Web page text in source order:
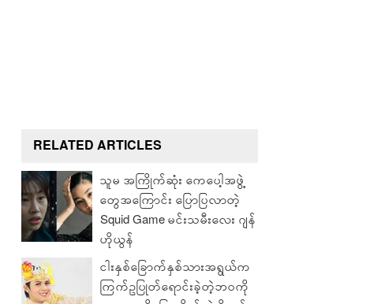
RELATED ARTICLES
သူမ အကြိုက်ဆုံး ကေပေါ့အဖွဲ့
တွေအကြောင်း ပြောပြလာတဲ့
Squid Game မင်းသမီးလေး ဂျန်
ဟိုယွန်
ငါးနှစ်ခြောက်နှစ်သားအရွယ်က
ကြက်ဥပြုတ်ရောင်းခဲ့တဲ့ဘဝကို